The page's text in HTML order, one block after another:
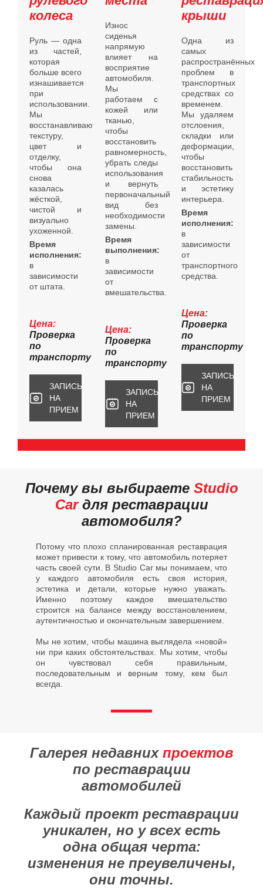
колеса
Руль — одна
из частей,
которая
больше всего
изнашивается
при
использовании.
Мы
восстанавливают
текстуру,
цвет и
отделку,
чтобы она
снова
казалась
жёсткой,
чистой и
визуально
ухоженной.
Время
исполнения:
в
зависимости
от штата.
Цена:
Проверка
по
транспорту
ЗАПИСЬ
НА
ПРИЕМ
Износ
сиденья
напрямую
влияет на
восприятие
автомобиля.
Мы
работаем с
кожей или
тканью,
чтобы
восстановить
равномерность,
убрать следы
использования
и вернуть
первоначальный
вид без
необходимости
замены.
Время
выполнения:
в
зависимости
от
вмешательства.
Цена:
Проверка
по
транспорту
ЗАПИСЬ
НА
ПРИЕМ
крыши
Одна из
самых
распространённых
проблем в
транспортных
средствах со
временем.
Мы удаляем
отслоения,
складки или
деформации,
чтобы
восстановить
стабильность
и эстетику
интерьера.
Время
исполнения:
в
зависимости
от
транспортного
средства.
Цена:
Проверка
по
транспорту
ЗАПИСЬ
НА
ПРИЕМ
Почему вы выбираете Studio
Carдля реставрации
автомобиля?
Потому что плохо спланированная реставрация
может привести к тому, что автомобиль потеряет
часть своей сути. В Studio Car мы понимаем, что
у каждого автомобиля есть своя история,
эстетика и детали, которые нужно уважать.
Именно поэтому каждое вмешательство
строится на балансе между восстановлением,
аутентичностью и окончательным завершением.
Мы не хотим, чтобы машина выглядела «новой»
ни при каких обстоятельствах. Мы хотим, чтобы
он чувствовал себя правильным,
последовательным и верным тому, кем был
всегда.
Галерея недавних проектов
по реставрации
автомобилей
Каждый проект реставрации
уникален, но у всех есть
одна общая черта:
изменения не преувеличены,
они точны.